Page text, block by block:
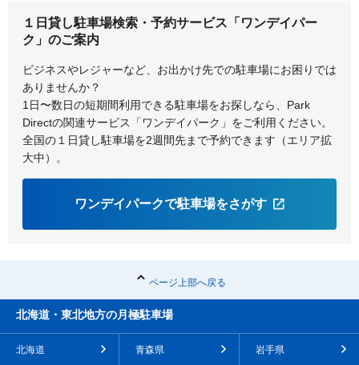
１日貸し駐車場検索・予約サービス「ワンデイパー
ク」のご案内
ビジネスやレジャーなど、お出かけ先での駐車場にお困りでは
ありませんか？
1日〜数日の短期間利用できる駐車場をお探しなら、Park
Directの関連サービス「ワンデイパーク」をご利用ください。
全国の１日貸し駐車場を2週間先まで予約できます（エリア拡
大中）。
ワンデイパークで駐車場をさがす
ページ上部へ戻る
北海道・東北地方の月極駐車場
北海道 青森県 岩手県